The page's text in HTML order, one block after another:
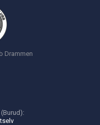
Drammen